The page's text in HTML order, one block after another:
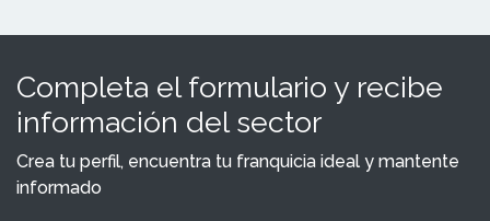
Completa el formulario y recibe
información del sector
Crea tu perfil, encuentra tu franquicia ideal y mantente
informado